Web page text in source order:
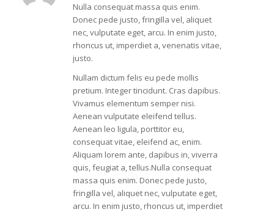
Nulla consequat massa quis enim.
Donec pede justo, fringilla vel, aliquet
nec, vulputate eget, arcu. In enim justo,
rhoncus ut, imperdiet a, venenatis vitae,
justo.
Nullam dictum felis eu pede mollis
pretium. Integer tincidunt. Cras dapibus.
Vivamus elementum semper nisi.
Aenean vulputate eleifend tellus.
Aenean leo ligula, porttitor eu,
consequat vitae, eleifend ac, enim.
Aliquam lorem ante, dapibus in, viverra
quis, feugiat a, tellus.Nulla consequat
massa quis enim. Donec pede justo,
fringilla vel, aliquet nec, vulputate eget,
arcu. In enim justo, rhoncus ut, imperdiet